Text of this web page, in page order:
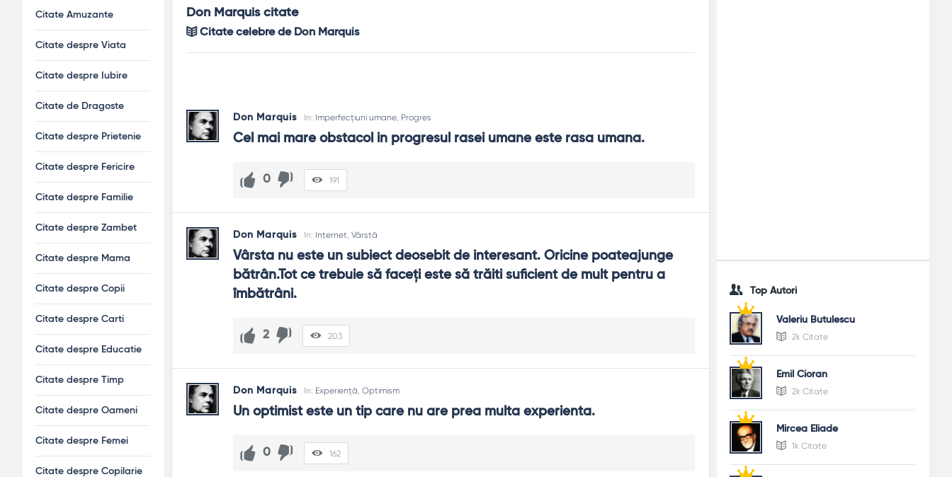
Don Marquis citate
Citate celebre de Don Marquis
Don Marquis In: Imperfecțiuni umane, Progres
Cel mai mare obstacol in progresul rasei umane este rasa umana.
0 191
Don Marquis In: Internet, Vârstă
Vârsta nu este un subiect deosebit de interesant. Oricine poateajunge
bătrân.Tot ce trebuie să faceţi este să trăiti suficient de mult pentru a
îmbătrâni.
2 203
Don Marquis In: Experiență, Optimism
Un optimist este un tip care nu are prea multa experienta.
0 162
Top Autori
Valeriu Butulescu
2k Citate
Emil Cioran
2k Citate
Mircea Eliade
1k Citate
Citate Amuzante
Citate despre Viata
Citate despre Iubire
Citate de Dragoste
Citate despre Prietenie
Citate despre Fericire
Citate despre Familie
Citate despre Zambet
Citate despre Mama
Citate despre Copii
Citate despre Carti
Citate despre Educatie
Citate despre Timp
Citate despre Oameni
Citate despre Femei
Citate despre Copilarie